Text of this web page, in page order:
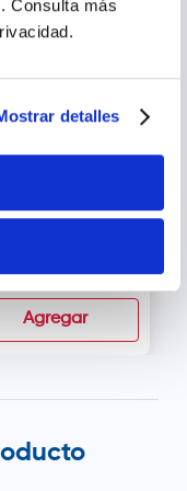
Consulta más
detalles
Enteroplex
Agregar